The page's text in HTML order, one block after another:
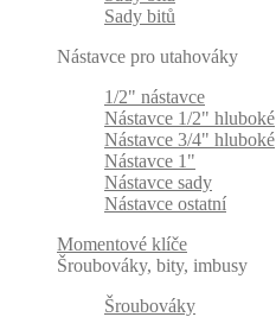
Sady bitů
Nástavce pro utahováky
1/2" nástavce
Nástavce 1/2" hluboké
Nástavce 3/4" hluboké
Nástavce 1"
Nástavce sady
Nástavce ostatní
Momentové klíče
Šroubováky, bity, imbusy
Šroubováky